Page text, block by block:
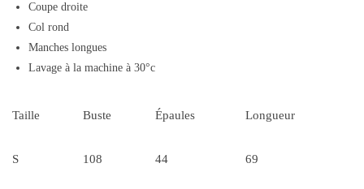
Coupe droite
Col rond
Manches longues
Lavage à la machine à 30°c
Taille Buste Épaules Longueur
S 108 44 69